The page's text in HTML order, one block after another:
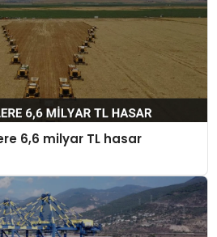
6,6 milyar TL hasar